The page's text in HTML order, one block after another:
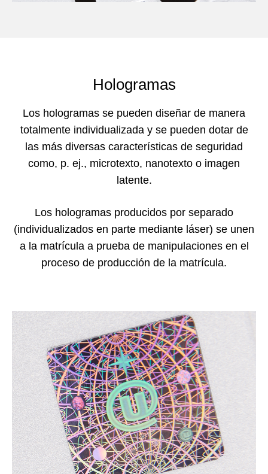
Hologramas
Los hologramas se pueden diseñar de manera
totalmente individualizada y se pueden dotar de
las más diversas características de seguridad
como, p. ej., microtexto, nanotexto o imagen
latente.
Los hologramas producidos por separado
(individualizados en parte mediante láser) se unen
a la matrícula a prueba de manipulaciones en el
proceso de producción de la matrícula.